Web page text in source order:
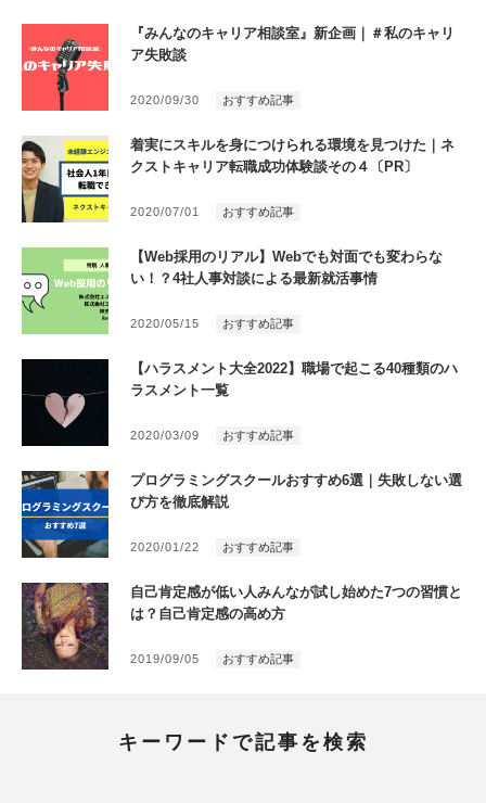
キーワードで記事を検索
『みんなのキャリア相談室』新企画｜＃私のキャリ
ア失敗談
2020/09/30 おすすめ記事
着実にスキルを身につけられる環境を見つけた｜ネ
クストキャリア転職成功体験談その４〔PR〕
2020/07/01 おすすめ記事
【Web採用のリアル】Webでも対面でも変わらな
い！？4社人事対談による最新就活事情
2020/05/15 おすすめ記事
【ハラスメント大全2022】職場で起こる40種類のハ
ラスメント一覧
2020/03/09 おすすめ記事
プログラミングスクールおすすめ6選｜失敗しない選
び方を徹底解説
2020/01/22 おすすめ記事
自己肯定感が低い人みんなが試し始めた7つの習慣と
は？自己肯定感の高め方
2019/09/05 おすすめ記事